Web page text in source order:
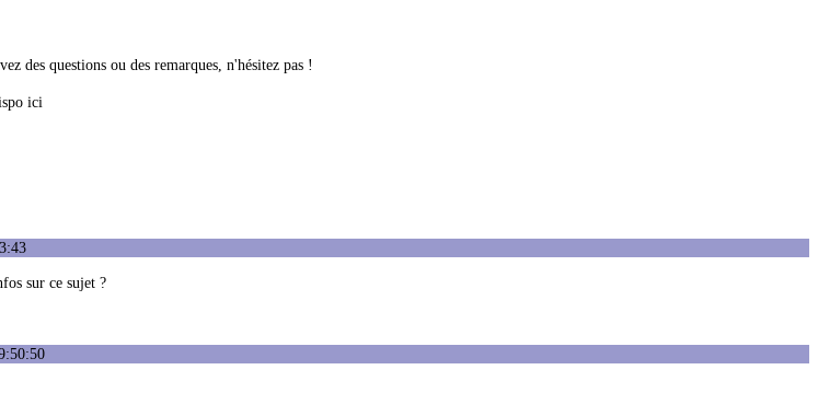
des questions ou des remarques, n'hésitez pas !
ici
sur ce sujet ?